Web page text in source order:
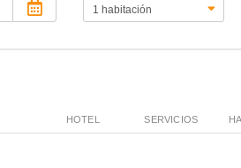
HOTEL SERVICIOS